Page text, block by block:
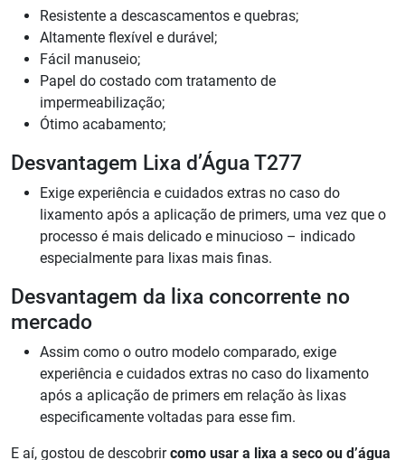
Resistente a descascamentos e quebras;
Altamente flexível e durável;
Fácil manuseio;
Papel do costado com tratamento de
impermeabilização;
Ótimo acabamento;
Desvantagem Lixa d’Água T277
Exige experiência e cuidados extras no caso do
lixamento após a aplicação de primers, uma vez que o
processo é mais delicado e minucioso – indicado
especialmente para lixas mais finas.
Desvantagem da lixa concorrente no
mercado
Assim como o outro modelo comparado, exige
experiência e cuidados extras no caso do lixamento
após a aplicação de primers em relação às lixas
especificamente voltadas para esse fim.
E aí, gostou de descobrircomo usar a lixa a seco ou d’água